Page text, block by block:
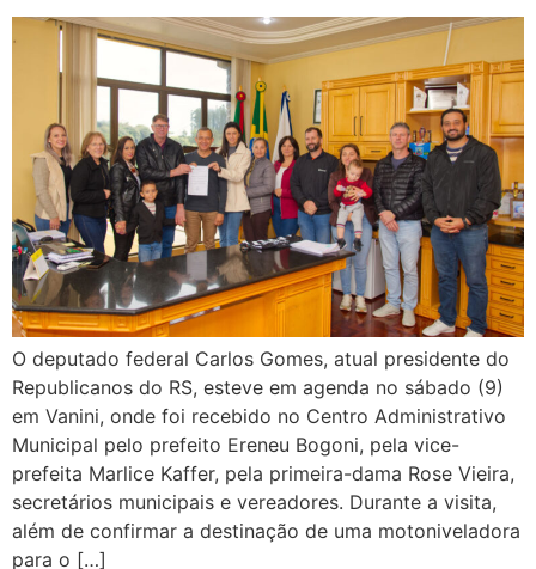
O deputado federal Carlos Gomes, atual presidente do
Republicanos do RS, esteve em agenda no sábado (9)
em Vanini, onde foi recebido no Centro Administrativo
Municipal pelo prefeito Ereneu Bogoni, pela vice-
prefeita Marlice Kaffer, pela primeira-dama Rose Vieira,
secretários municipais e vereadores. Durante a visita,
além de confirmar a destinação de uma motoniveladora
para o […]